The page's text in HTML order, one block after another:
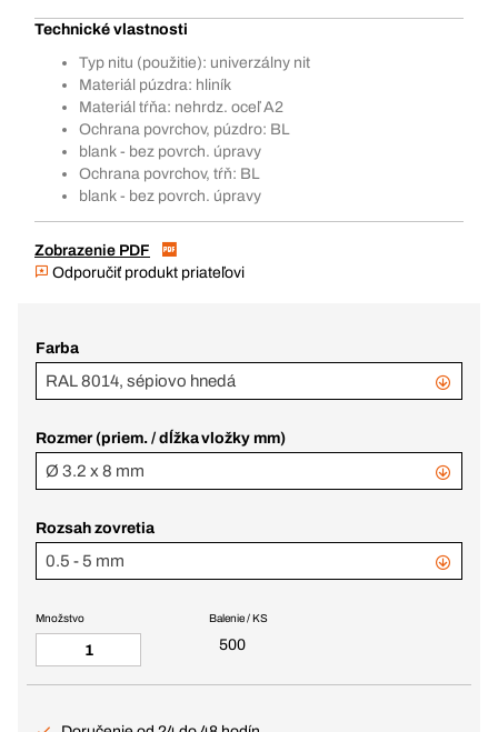
Technické vlastnosti
Typ nitu (použitie): univerzálny nit
Materiál púzdra: hliník
Materiál tŕňa: nehrdz. oceľ A2
Ochrana povrchov, púzdro: BL
blank - bez povrch. úpravy
Ochrana povrchov, tŕň: BL
blank - bez povrch. úpravy
Zobrazenie PDF
Odporučiť produkt priateľovi
Farba
RAL 8014, sépiovo hnedá
Rozmer (priem. / dĺžka vložky mm)
Ø 3.2 x 8 mm
Rozsah zovretia
0.5 - 5 mm
Balenie / KS
500
Množstvo